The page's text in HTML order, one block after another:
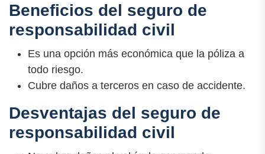
Beneficios del seguro de
responsabilidad civil
Es una opción más económica que la póliza a
todo riesgo.
Cubre daños a terceros en caso de accidente.
Desventajas del seguro de
responsabilidad civil